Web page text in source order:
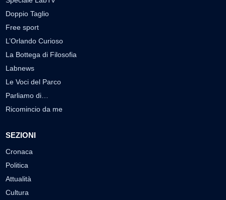
Doppio Taglio
Free sport
L’Orlando Curioso
La Bottega di Filosofia
Labnews
Le Voci del Parco
Parliamo di…
Ricomincio da me
SEZIONI
Cronaca
Politica
Attualità
Cultura